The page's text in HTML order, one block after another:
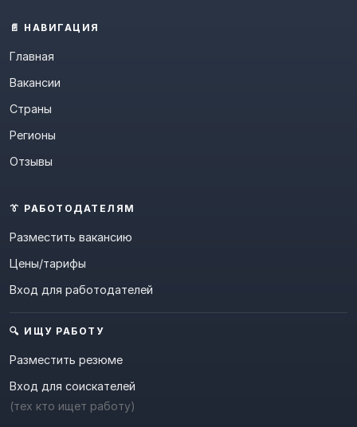
📄 НАВИГАЦИЯ
Главная
Вакансии
Страны
Регионы
Отзывы
👔 РАБОТОДАТЕЛЯМ
Разместить вакансию
Цены/тарифы
Вход для работодателей
🔍 ИЩУ РАБОТУ
Разместить резюме
Вход для соискателей
(тех кто ищет работу)